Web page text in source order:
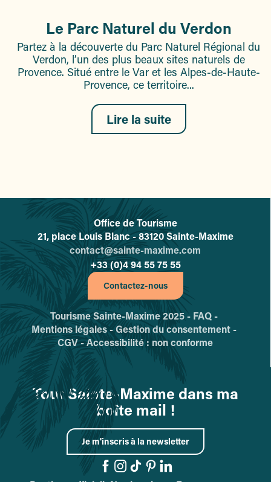
Immersion gourmande : Balade dans les vignes
Visite guidée de la tour carrée – maison des traditions
Immersion : DécouVertes
Le Parc Naturel du Verdon
Partez à la découverte du Parc Naturel Régional du
Verdon, l’un des plus beaux sites naturels de
Provence. Situé entre le Var et les Alpes-de-Haute-
Provence, ce territoire...
Lire la suite
L'office de tourisme de Sainte-
Office de Tourisme
21, place Louis Blanc - 83120 Sainte-Maxime
contact@sainte-maxime.com
+33 (0)4 94 55 75 55
Contactez-nous
Tourisme Sainte-Maxime 2025 - FAQ -
Mentions légales -Gestion du consentement -
CGV -Accessibilité : non conforme
Tout Sainte-Maxime dans ma
boîte mail !
Je m'inscris à la newsletter